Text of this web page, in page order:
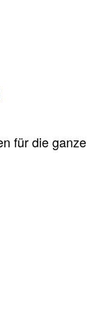
für die ganze